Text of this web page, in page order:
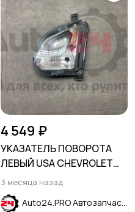
4 549 ₽
УКАЗАТЕЛЬ ПОВОРОТА
ЛЕВЫЙ USA CHEVROLET
EQUINOX 2017-2023
3 месяца назад
Auto24.PRO Автозапчасти